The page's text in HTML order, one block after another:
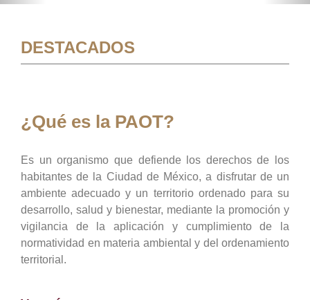
DESTACADOS
¿Qué es la PAOT?
Es un organismo que defiende los derechos de los
habitantes de la Ciudad de México, a disfrutar de un
ambiente adecuado y un territorio ordenado para su
desarrollo, salud y bienestar, mediante la promoción y
vigilancia de la aplicación y cumplimiento de la
normatividad en materia ambiental y del ordenamiento
territorial.